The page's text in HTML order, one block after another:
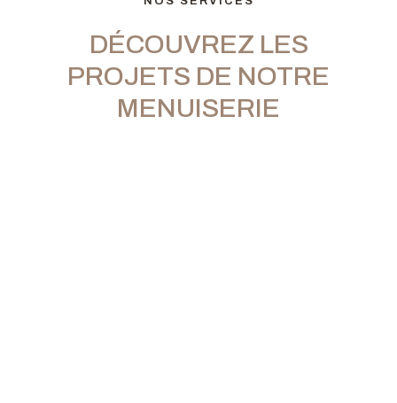
DÉCOUVREZ LES
PROJETS DE NOTRE
MENUISERIE